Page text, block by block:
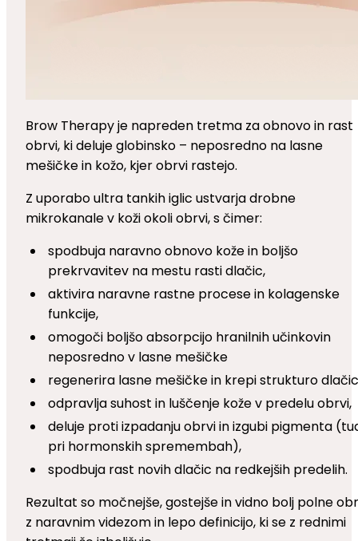
Brow Therapy je napreden tretma za obnovo in rast
obrvi, ki deluje globinsko – neposredno na lasne
mešičke in kožo, kjer obrvi rastejo.
Z uporabo ultra tankih iglic ustvarja drobne
mikrokanale v koži okoli obrvi, s čimer:
spodbuja naravno obnovo kože in boljšo
prekrvavitev na mestu rasti dlačic,
aktivira naravne rastne procese in kolagenske
funkcije,
omogoči boljšo absorpcijo hranilnih učinkovin
neposredno v lasne mešičke
regenerira lasne mešičke in krepi strukturo
odpravlja suhost in luščenje kože v predelu obrvi,
deluje proti izpadanju obrvi in izgubi pigmenta
pri hormonskih spremembah),
spodbuja rast novih dlačic na redkejših predelih.
Rezultat so močnejše, gostejše in vidno bolj polne
z naravnim videzom in lepo definicijo, ki se z rednimi